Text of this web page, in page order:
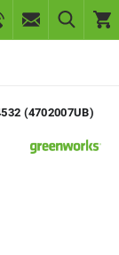
(4702007UB)